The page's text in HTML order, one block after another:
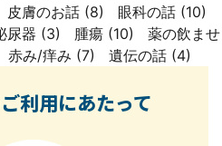
皮膚のお話 (8) 眼科の話 (10)
尿器 (3) 腫瘍 (10)
薬の飲ませ
赤み/痒み (7) 遺伝の話 (4)
利用にあたって